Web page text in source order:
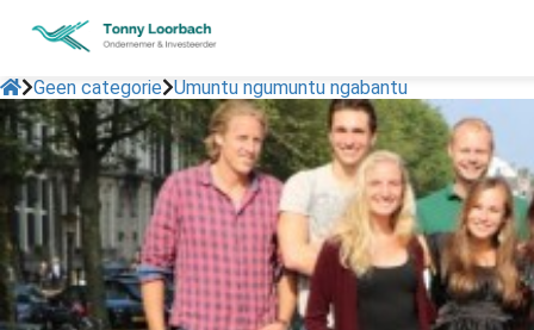
Geen categorie Umuntu ngumuntu ngabantu